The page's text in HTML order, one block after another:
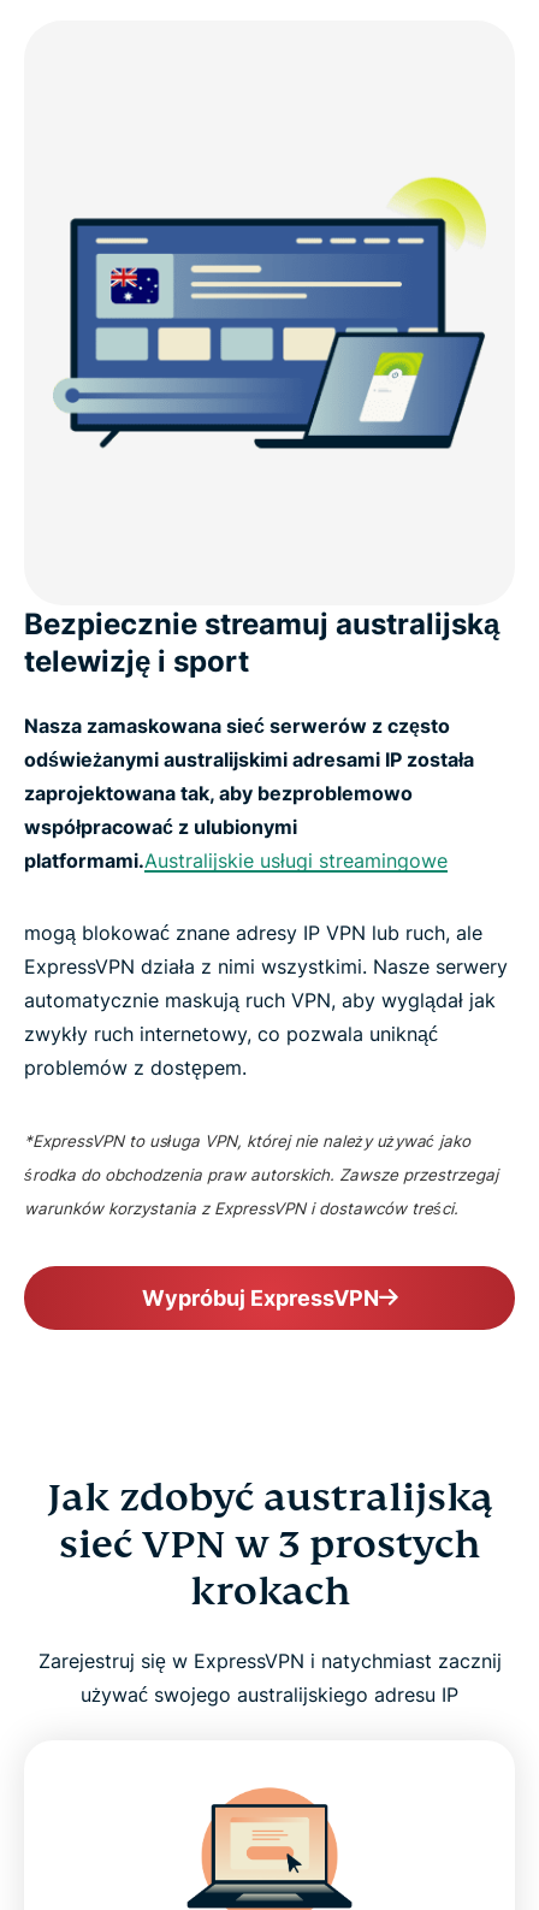
Bezpiecznie streamuj australijską
telewizję i sport
Nasza zamaskowana sieć serwerów z często
odświeżanymi australijskimi adresami IP została
zaprojektowana tak, aby bezproblemowo
współpracować z ulubionymi
platformami.Australijskie usługi streamingowe
mogą blokować znane adresy IP VPN lub ruch, ale
ExpressVPN działa z nimi wszystkimi. Nasze serwery
automatycznie maskują ruch VPN, aby wyglądał jak
zwykły ruch internetowy, co pozwala uniknąć
problemów z dostępem.
*ExpressVPN to usługa VPN, której nie należy używać jako
środka do obchodzenia praw autorskich. Zawsze przestrzegaj
warunków korzystania z ExpressVPN i dostawców treści.
Wypróbuj ExpressVPN
Jak zdobyć australijską
sieć VPN w 3 prostych
krokach
Zarejestruj się w ExpressVPN i natychmiast zacznij
używać swojego australijskiego adresu IP